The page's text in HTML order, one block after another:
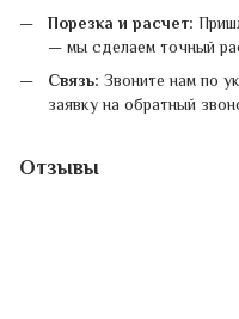
Порезка и расчет:
— мы сделаем точный
Связь: Звоните нам по
заявку на обратный
Отзывы